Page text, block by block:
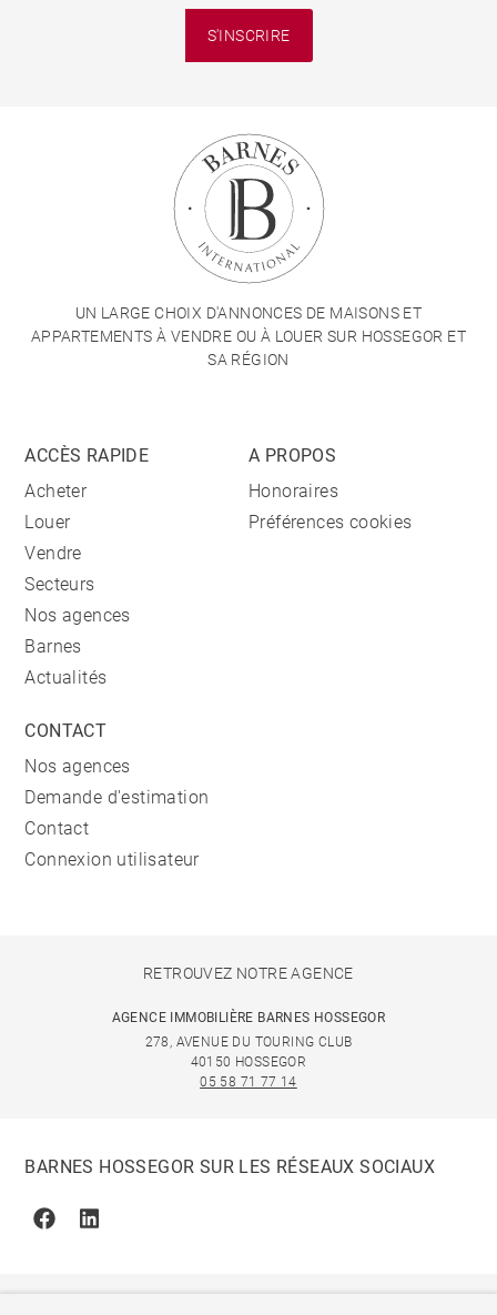
S'INSCRIRE
UN LARGE CHOIX D'ANNONCES DE MAISONS ET
APPARTEMENTS À VENDRE OU À LOUER SUR HOSSEGOR ET
SA RÉGION
ACCÈS RAPIDE
Acheter
Louer
Vendre
Secteurs
Nos agences
Barnes
Actualités
A PROPOS
Honoraires
Préférences cookies
CONTACT
Nos agences
Demande d'estimation
Contact
Connexion utilisateur
RETROUVEZ NOTRE AGENCE
AGENCE IMMOBILIÈRE BARNES HOSSEGOR
278, AVENUE DU TOURING CLUB
40150 HOSSEGOR
05 58 71 77 14
BARNES HOSSEGOR SUR LES RÉSEAUX SOCIAUX
FacebookLinkedin